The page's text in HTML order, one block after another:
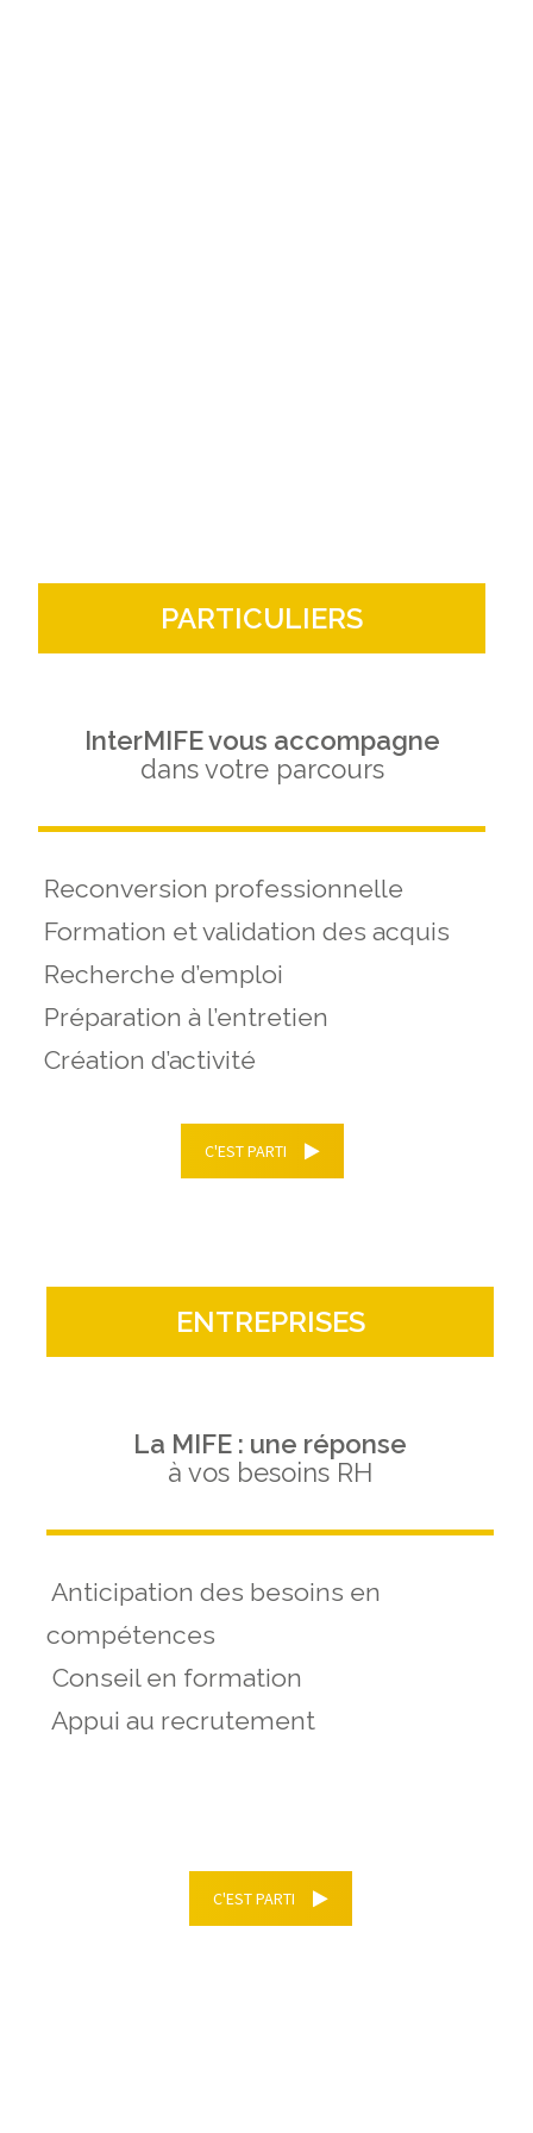
PARTICULIERS
InterMIFE vous accompagne
dans votre parcours
Reconversion professionnelle
Formation et validation des acquis
Recherche d’emploi
Préparation à l’entretien
Création d’activité
C'EST PARTI
ENTREPRISES
La MIFE : une réponse
à vos besoins RH
Anticipation des besoins en
compétences
Conseil en formation
Appui au recrutement
C'EST PARTI